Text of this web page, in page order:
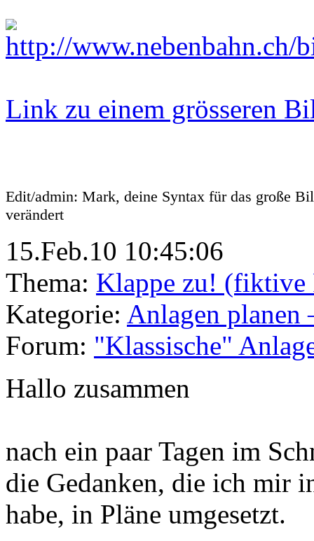
Link zu einem grösseren
Edit/admin: Mark, deine Syntax für das große
verändert
15.Feb.10 10:45:06
Thema: Klappe zu! (fiktive
Kategorie: Anlagen planen
Forum: "Klassische"
Hallo zusammen
nach ein paar Tagen im
die Gedanken, die ich mir
habe, in Pläne umgesetzt.